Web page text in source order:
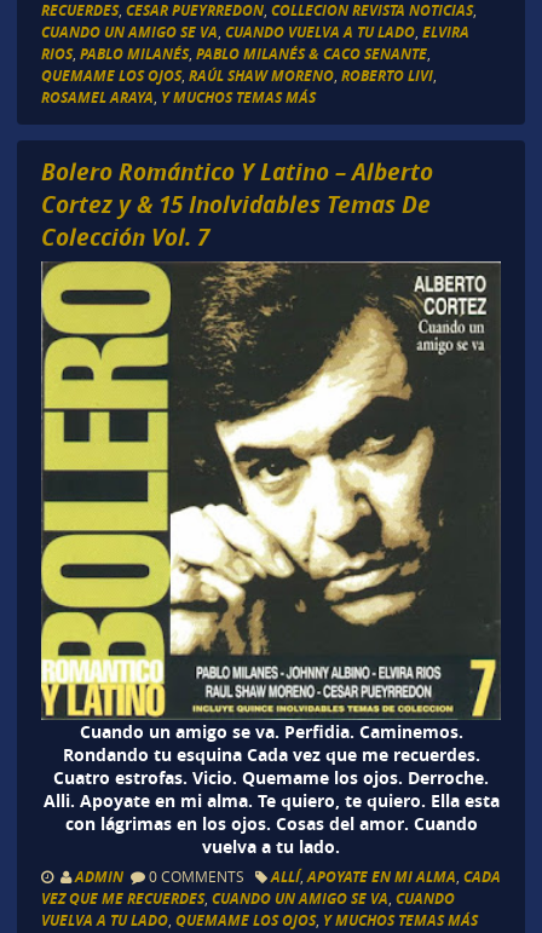
RECUERDES, CESAR PUEYRREDON, COLLECION REVISTA NOTICIAS,
CUANDO UN AMIGO SE VA CUANDO VUELVA A TU LADO, ELVIRA
RIOS, PABLO MILANÉS, PABLO MILANÉS & CACO SENANTE,
QUEMAME LOS OJOS, RAÚL SHAW MORENO, ROBERTO LIVI,
ROSAMEL ARAYA Y MUCHOS TEMAS MÁS
Bolero Romántico Y Latino – Alberto
Cortez y & 15 Inolvidables Temas De
Colección Vol. 7
Cuando un amigo se va. Perfidia. Caminemos.
Rondando tu esquina Cada vez que me recuerdes.
Cuatro estrofas. Vicio. Quemame los ojos. Derroche.
Alli. Apoyate en mi alma. Te quiero, te quiero. Ella esta
con lágrimas en los ojos. Cosas del amor. Cuando
vuelva a tu lado.
ADMIN 0 COMMENTS ALLÍ,APOYATE EN MI ALMA, CADA
VEZ QUE ME RECUERDES, CUANDO UN AMIGO SE VA, CUANDO
VUELVA A TU LADO, QUEMAME LOS OJOS, Y MUCHOS TEMAS MÁS